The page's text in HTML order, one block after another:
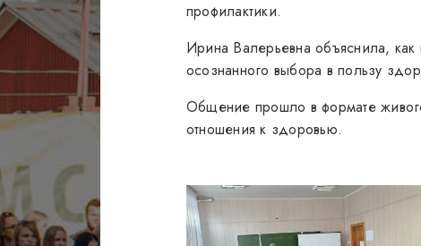
профилактики.
Ирина Валерьевна объяснила,
осознанного выбора в пользу
Общение прошло в формате
отношения к здоровью.